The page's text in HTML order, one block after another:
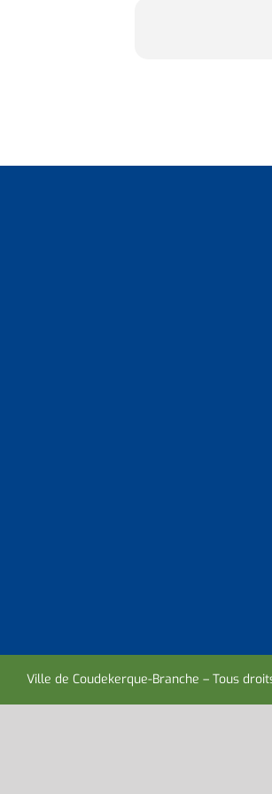
Ville de Coudekerque-Branche – Tous